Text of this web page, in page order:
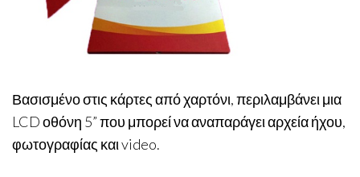
Βασισμένο στις κάρτες από χαρτόνι, περιλαμβάνει μια
LCD οθόνη 5” που μπορεί να αναπαράγει αρχεία ήχου,
φωτογραφίας και video.